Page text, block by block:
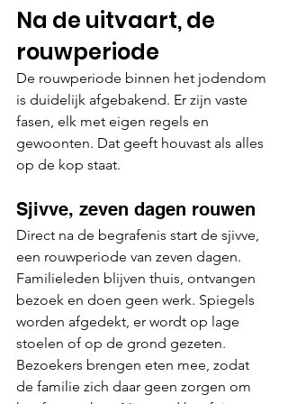
Na de uitvaart, de
rouwperiode
De rouwperiode binnen het jodendom
is duidelijk afgebakend. Er zijn vaste
fasen, elk met eigen regels en
gewoonten. Dat geeft houvast als alles
op de kop staat.
Sjivve, zeven dagen rouwen
Direct na de begrafenis start de sjivve,
een rouwperiode van zeven dagen.
Familieleden blijven thuis, ontvangen
bezoek en doen geen werk. Spiegels
worden afgedekt, er wordt op lage
stoelen of op de grond gezeten.
Bezoekers brengen eten mee, zodat
de familie zich daar geen zorgen om